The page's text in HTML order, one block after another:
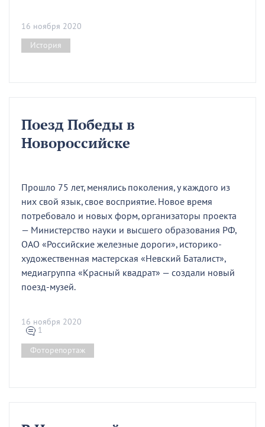
16 ноября 2020
История
16 ноября 2020
1
Поезд Победы в
Новороссийске
Прошло 75 лет, менялись поколения, у каждого из
них свой язык, свое восприятие. Новое время
потребовало и новых форм, организаторы проекта
— Министерство науки и высшего образования РФ,
ОАО «Российские железные дороги», историко-
художественная мастерская «Невский Баталист»,
медиагруппа «Красный квадрат» — создали новый
поезд-музей.
Фоторепортаж